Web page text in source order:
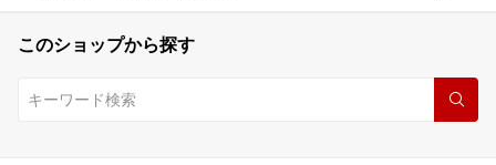
このショップから探す